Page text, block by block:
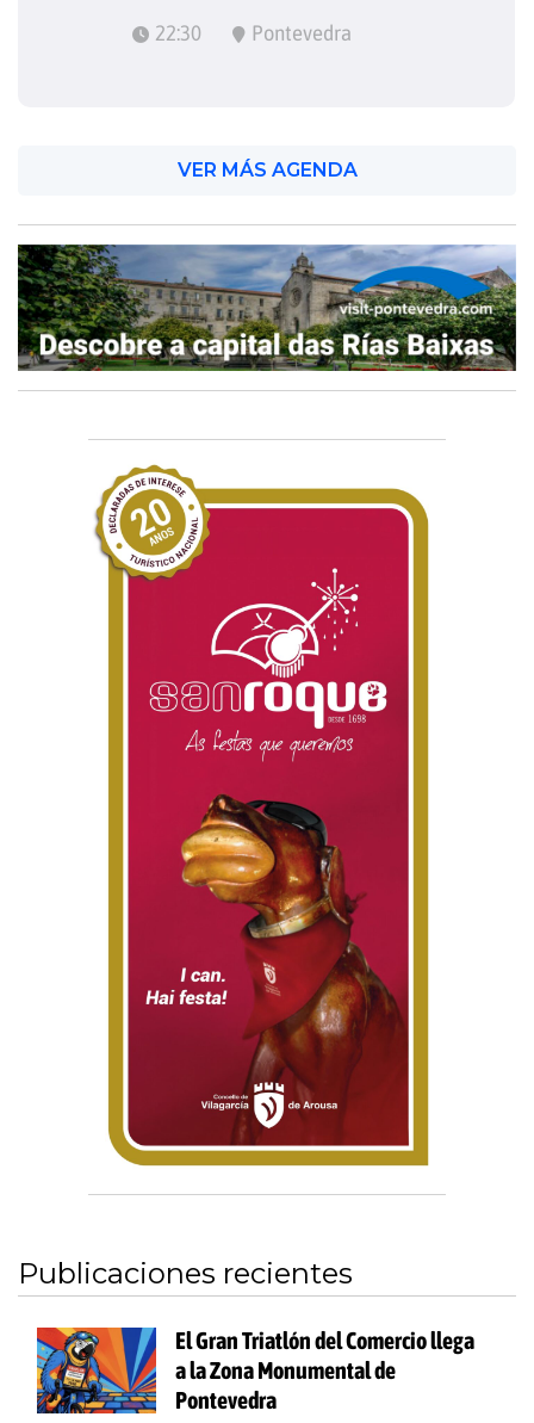
22:30 Pontevedra
VER MÁS AGENDA
Publicaciones recientes
El Gran Triatlón del Comercio llega
a la Zona Monumental de
Pontevedra